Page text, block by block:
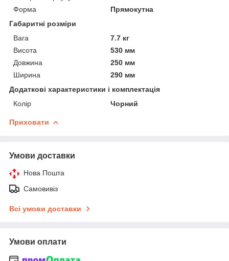
Форма
Прямокутна
Габаритні розміри
Вага
7.7 кг
Висота
530 мм
Довжина
250 мм
Ширина
290 мм
Додаткові характеристики і комплектація
Колір
Чорний
Приховати
Умови доставки
Нова Пошта
Самовивіз
Всі умови доставки
Умови оплати